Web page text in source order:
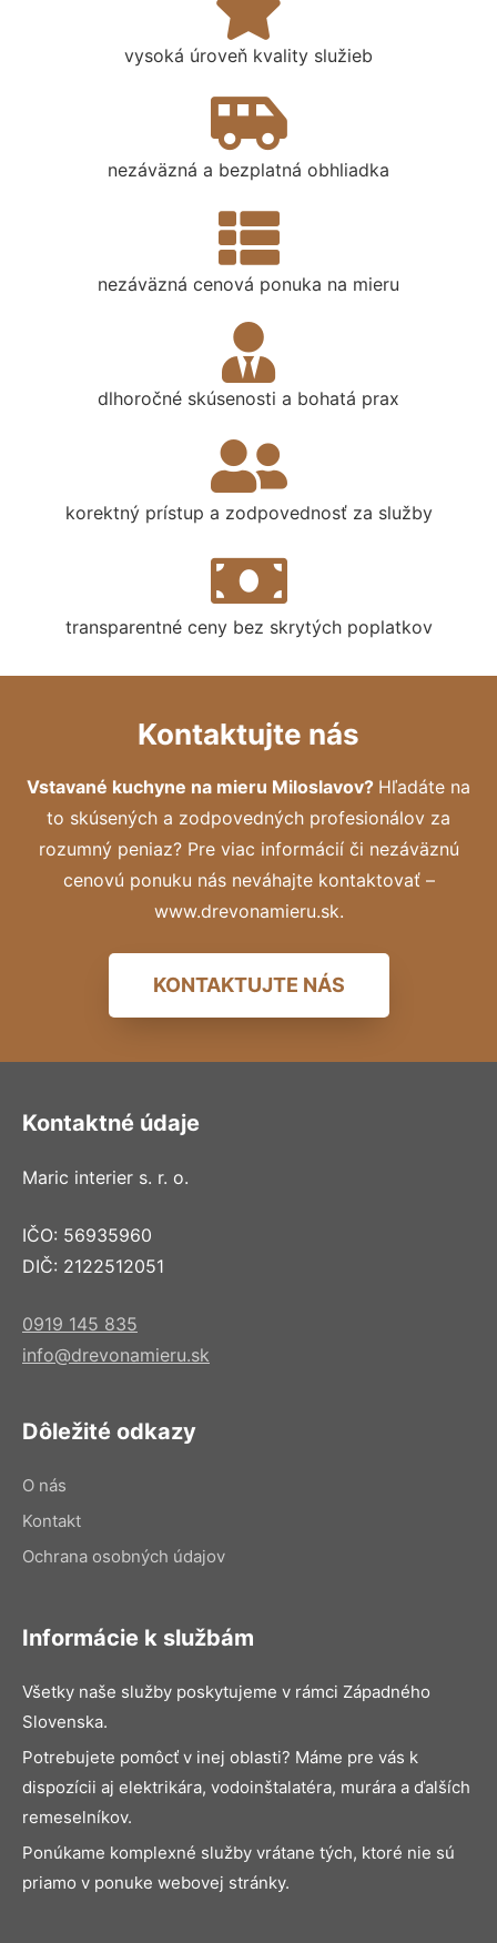
vysoká úroveň kvality služieb
nezáväzná a bezplatná obhliadka
nezáväzná cenová ponuka na mieru
dlhoročné skúsenosti a bohatá prax
korektný prístup a zodpovednosť za služby
transparentné ceny bez skrytých poplatkov
Kontaktujte nás
Vstavané kuchyne na mieru Miloslavov? Hľadáte na
to skúsených a zodpovedných profesionálov za
rozumný peniaz? Pre viac informácií či nezáväznú
cenovú ponuku nás neváhajte kontaktovať –
www.drevonamieru.sk.
KONTAKTUJTE NÁS
Kontaktné údaje
Maric interier s. r. o.
IČO: 56935960
DIČ: 2122512051
0919 145 835
info@drevonamieru.sk
Dôležité odkazy
O nás
Kontakt
Ochrana osobných údajov
Informácie k službám
Všetky naše služby poskytujeme v rámci Západného
Slovenska.
Potrebujete pomôcť v inej oblasti? Máme pre vás k
dispozícii aj elektrikára, vodoinštalatéra, murára a ďalších
remeselníkov.
Ponúkame komplexné služby vrátane tých, ktoré nie sú
priamo v ponuke webovej stránky.